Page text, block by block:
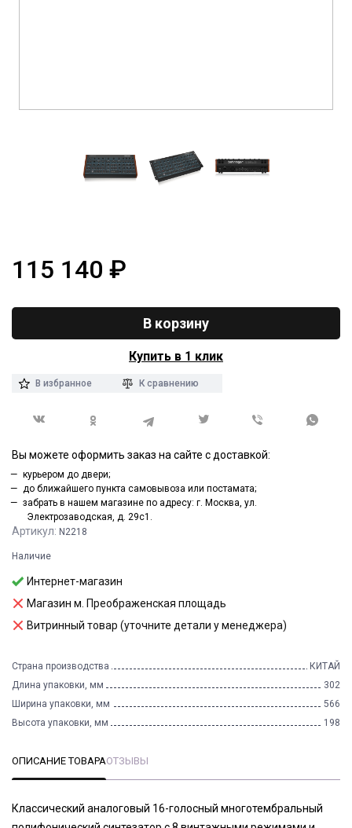
Артикул: N2218
Наличие
Интернет-магазин
Магазин м. Преображенская площадь
Витринный товар (уточните детали у менеджера)
Страна производства
КИТАЙ
Длина упаковки, мм
302
Ширина упаковки, мм
566
Высота упаковки, мм
198
115 140 ₽
В корзину
Купить в 1 клик
В избранное К сравнению
Вы можете оформить заказ на сайте с доставкой:
курьером до двери;
до ближайшего пункта самовывоза или постамата;
забрать в нашем магазине по адресу: г. Москва, ул.
Электрозаводская, д. 29с1.
ОПИСАНИЕ ТОВАРАОТЗЫВЫ
Классический аналоговый 16-голосный многотембральный